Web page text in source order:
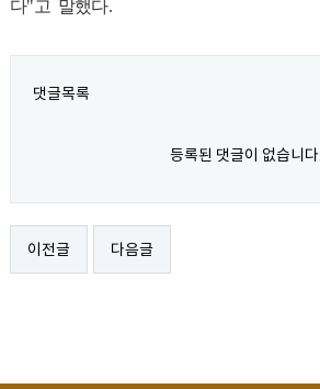
다"고 말했다.
댓글목록
등록된 댓글이 없습니다.
이전글 다음글